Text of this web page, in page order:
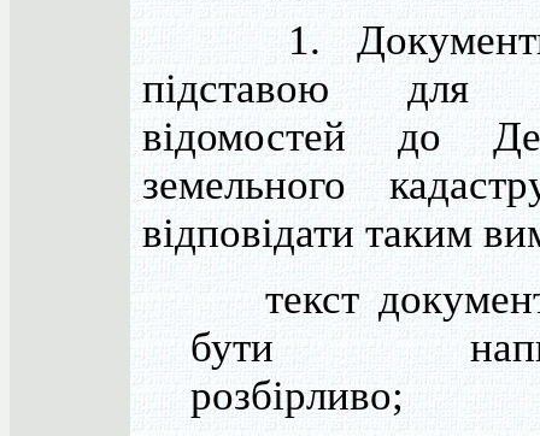
1.
підставою для
відомостей до
земельного
відповідати таким
текст
бути
розбірливо;